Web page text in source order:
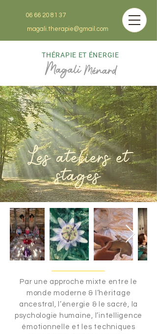
06 66 20 81 37
magali.therapie@gmail.com
THÉRAPIE ET ÉNERGIE
Les ateliers et
stages
Par une approche mixte entre le
monde moderne & l’héritage
ancestral, l’énergie & le sacré, la
psychologie humaine, l’intelligence
émotionnelle et les techniques